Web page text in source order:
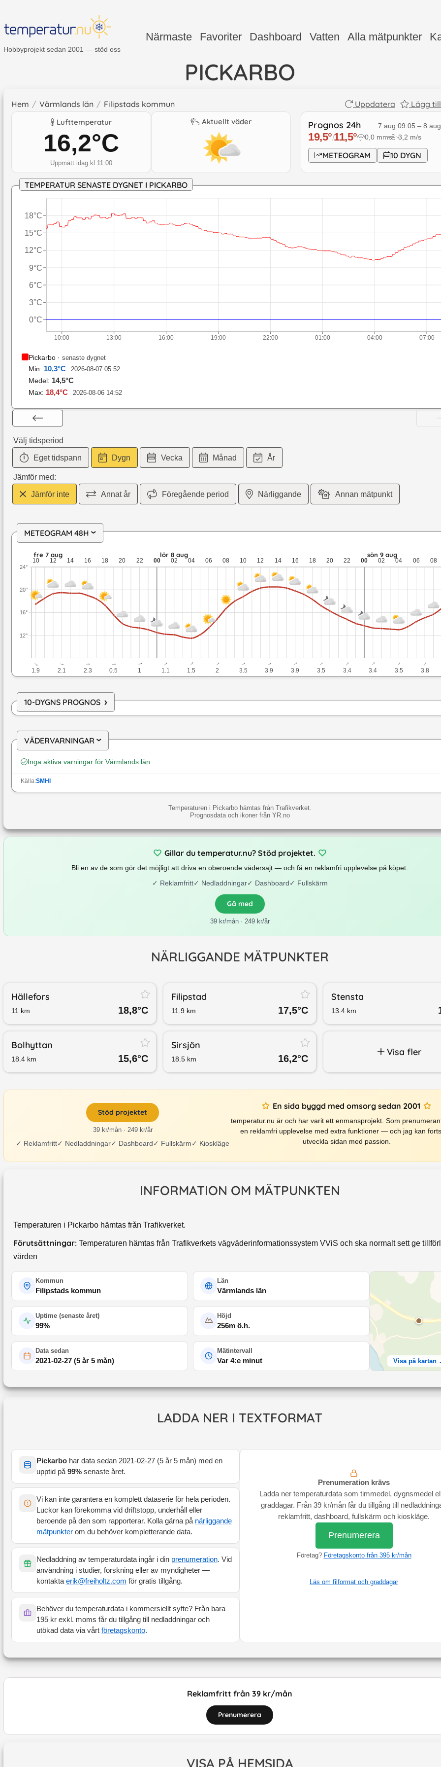
Hobbyprojekt sedan 2001 — stöd oss
Närmaste Favoriter Dashboard Vatten Alla mätpunkter
PICKARBO
Hem / Värmlands län / Filipstads kommun Uppdatera Lägg
Lufttemperatur
16,2°C
Uppmätt idag kl 11:00
Aktuellt väder Prognos 24h 7 aug 09:05 – 8
19,5°/11,5° 0,0 mm ↓3,2 m/s
METEOGRAM 10 DYGN
TEMPERATUR SENASTE DYGNET I PICKARBO
10:00 13:00 16:00 19:00 22:00 01:00 04:00 07:00
0°C
3°C
6°C
9°C
12°C
15°C
18°C
Pickarbo · senaste dygnet
Min: 10,3°C 2026-08-07 05:52
Medel: 14,5°C
Max: 18,4°C 2026-08-06 14:52
Välj tidsperiod
Eget tidspann Dygn Vecka Månad År
Jämför med:
Jämför inte Annat år Föregående period Närliggande Annan mätpunkt
METEOGRAM 48H›
fre 7 aug: 19,5 till 13 grader: ingen nederbörd: upp till 2,3 meter per sekund vind. lör 8 aug: 20,5 till 11,5 grader: ingen
fre 7 aug lör 8 aug sön 9 aug
10 12 14 16 18 20 22 00 02 04 06 08 10 12 14 16 18 20 22 00 02 04 06 08
12°
16°
20°
24°
↓
1.9
↓
2.1
↓
2.3
↓
0.5
↓
1
↓
1.1
↓
1.5
↓
2
↓
3.5
↓
3.9
↓
3.9
↓
3.5
↓
3.4
↓
3.4
↓
3.5
↓
3.8
10-DYGNS PROGNOS ›
VÄDERVARNINGAR›
Inga aktiva varningar för Värmlands län
Källa:SMHI
Temperaturen i Pickarbo hämtas från Trafikverket.
Prognosdata och ikoner från YR.no
Gillar du temperatur.nu? Stöd projektet.
Bli en av de som gör det möjligt att driva en oberoende vädersajt — och få en reklamfri upplevelse på köpet.
✓ Reklamfritt✓ Nedladdningar✓ Dashboard✓ Fullskärm
Gå med
39 kr/mån · 249 kr/år
NÄRLIGGANDE MÄTPUNKTER
Hällefors
11 km 18,8°C
Filipstad
11.9 km 17,5°C
Stensta
13.4 km
Bolhyttan
18.4 km 15,6°C
Sirsjön
18.5 km 16,2°C
Visa fler
Stöd projektet
39 kr/mån · 249 kr/år
✓ Reklamfritt✓ Nedladdningar✓ Dashboard✓ Fullskärm✓ Kioskläge
En sida byggd med omsorg sedan 2001
temperatur.nu är och har varit ett enmansprojekt. Som
en reklamfri upplevelse med extra funktioner — och jag kan
utveckla sidan med passion.
INFORMATION OM MÄTPUNKTEN
Temperaturen i Pickarbo hämtas från Trafikverket.
Förutsättningar: Temperaturen hämtas från Trafikverkets vägväderinformationssystem VViS och ska normalt sett ge
värden
Kommun
Filipstads kommun
Län
Värmlands län
Uptime (senaste året)
99%
Höjd
256m ö.h.
Data sedan
2021-02-27 (5 år 5 mån)
Mätintervall
Var 4:e minut Visa på kartan
LADDA NER I TEXTFORMAT
Pickarbo har data sedan 2021-02-27 (5 år 5 mån) med en
upptid på 99% senaste året.
Vi kan inte garantera en komplett dataserie för hela perioden.
Luckor kan förekomma vid driftstopp, underhåll eller
beroende på den som rapporterar. Kolla gärna på närliggande
mätpunkter om du behöver kompletterande data.
Nedladdning av temperaturdata ingår i din prenumeration. Vid
användning i studier, forskning eller av myndigheter —
kontakta erik@freiholtz.com för gratis tillgång.
Behöver du temperaturdata i kommersiellt syfte? Från bara
195 kr exkl. moms får du tillgång till nedladdningar och
utökad data via vårt företagskonto.
Prenumeration krävs
Ladda ner temperaturdata som timmedel, dygnsmedel
graddagar. Från 39 kr/mån får du tillgång till
reklamfritt, dashboard, fullskärm och kioskläge.
Prenumerera
Företag? Företagskonto från 395 kr/mån
Läs om filformat och graddagar
Reklamfritt från 39 kr/mån
Prenumerera
VISA PÅ HEMSIDA